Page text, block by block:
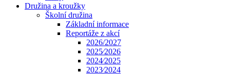
Družina a kroužky
Školní družina
Základní informace
Reportáže z akcí
2026/2027
2025⁄2026
2024⁄2025
2023⁄2024